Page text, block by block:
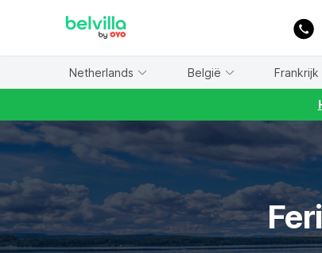
Netherlands België Frankrijk